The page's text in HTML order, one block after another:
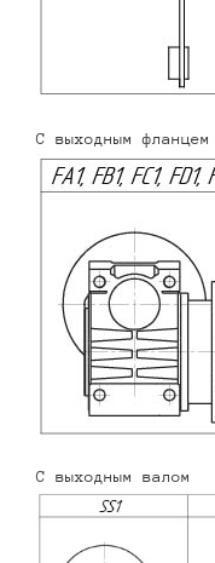
С выходным фланцем
С выходным валом